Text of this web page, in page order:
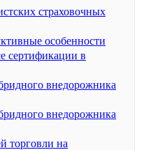
страховочных
особенности
сертификации в
внедорожника
внедорожника
торговли на